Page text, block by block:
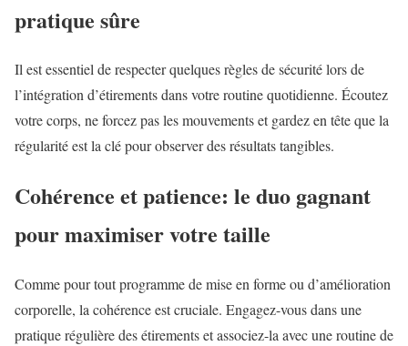
pratique sûre
Il est essentiel de respecter quelques règles de sécurité lors de
l’intégration d’étirements dans votre routine quotidienne. Écoutez
votre corps, ne forcez pas les mouvements et gardez en tête que la
régularité est la clé pour observer des résultats tangibles.
Cohérence et patience: le duo gagnant
pour maximiser votre taille
Comme pour tout programme de mise en forme ou d’amélioration
corporelle, la cohérence est cruciale. Engagez-vous dans une
pratique régulière des étirements et associez-la avec une routine de